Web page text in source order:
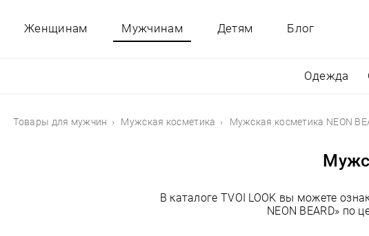
Женщинам Мужчинам
Одежда
Детям Блог
Товары для мужчин Мужская косметика Мужская косметика NEON
В каталоге TVOI LOOK вы можете
NEON BEARD» по